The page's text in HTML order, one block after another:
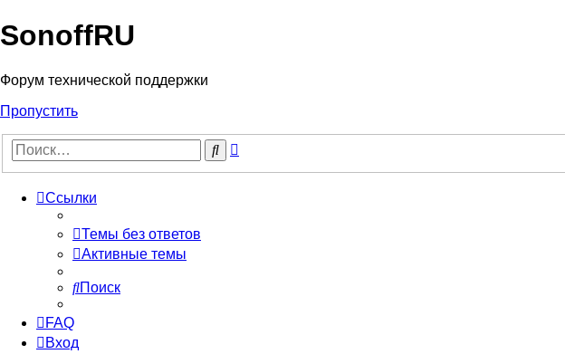
SonoffRU
Форум технической поддержки
Пропустить
Поиск
Ссылки
Темы без ответов
Активные темы
Поиск
FAQ
Вход